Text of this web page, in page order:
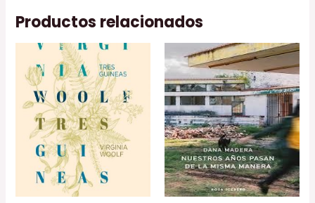
Productos relacionados